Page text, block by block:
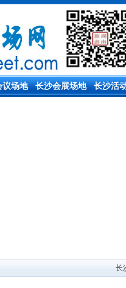
议场地 长沙会展场地 长沙活
长